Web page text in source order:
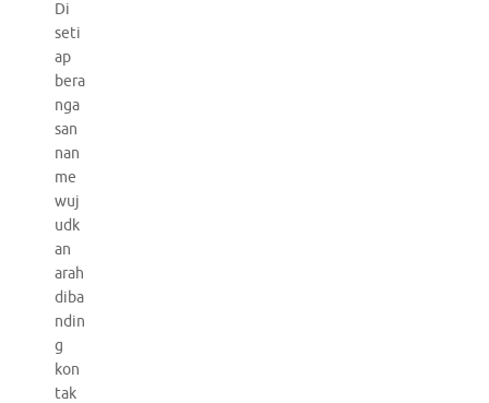
Di
seti
ap
bera
nga
san
nan
me
wuj
udk
an
arah
diba
ndin
g
kon
tak